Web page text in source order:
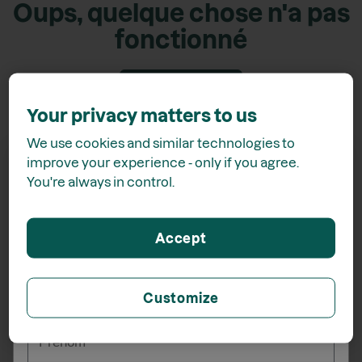
Oups, quelque chose n'a pas
fonctionné
Your privacy matters to us
We use cookies and similar technologies to
improve your experience - only if you agree.
You're always in control.
Customize
Accept
15% de rabais*
lors de votre inscription à l'infolettre
_______